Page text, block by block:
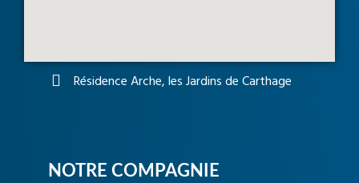
Résidence Arche, les Jardins de Carthage
NOTRE COMPAGNIE